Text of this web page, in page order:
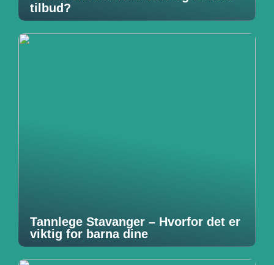
tilbud?
Tannlege Stavanger – Hvorfor det er
viktig for barna dine